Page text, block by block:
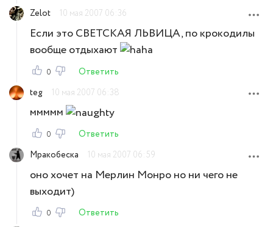
Zelot
10 мая 2007 06:36
Если это СВЕТСКАЯ ЛЬВИЦА, по крокодилы
вообще отдыхают
0
Ответить
teg
10 мая 2007 06:38
ммммм
0
Ответить
Мракобеска
10 мая 2007 06:59
оно хочет на Мерлин Монро но ни чего не
выходит)
0
Ответить